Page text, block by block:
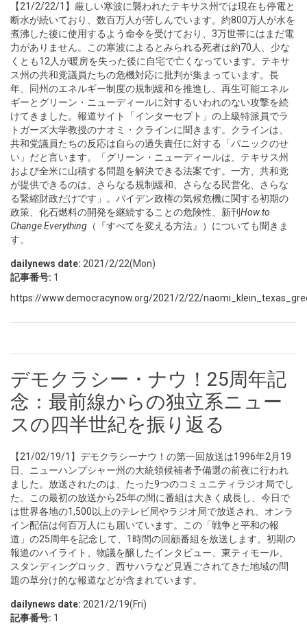
【21/2/22/1】厳しい寒波に襲われたテキサス州では現在も停電と
断水が続いており、数百万人が苦しんでいます。約800万人が水を
煮沸した後に使用するよう命令を受けており、3万世帯にはまだ電
力がありません。この寒波によるとみられる死者は約70人、少な
くとも12人が暖房を失った後に自宅で亡くなっています。テキサ
ス州の共和党議員たちの危機対応に批判が集まっています。長
年、同州のエネルギー制度の規制緩和を推進し、再生可能エネル
ギーとグリーン・ニューディールに対するいわれのない攻撃を続
けてきました。報道サイト「インターセプト」の上級特派員でラ
トガーズ大学教授のナオミ・クラインに聞きます。クラインは、
共和党議員たちの反応は自らの過失責任に対する「パニックのせ
い」だと言います。「グリーン・ニューディールは、テキサス州
および全米に山積する問題を解決できる法案です。一方、共和党
が提供できるのは、さらなる規制緩和、さらなる民営化、さらな
る緊縮財政だけです」。バイデン政権の気候危機に関する初期の
政策、化石燃料の開発を継続することの危険性、新刊 How to
Change Everything （『すべてを変える方法』）についても聞きま
す。
dailynews date: 2021/2/22(Mon)
記事番号: 1
https://www.democracynow.org/2021/2/22/
デモクラシー・ナウ！25周年記
念：最前線からの独立系ニュー
スの四半世紀を振り返る
【21/02/19/1】デモクラシーナウ！の第一回放送は1996年2月19
日、ニューハンプシャー州の大統領候補者予備選の前夜に行われ
ました。放送されたのは、たった9つのコミュニティラジオ局でし
た。この最初の放送から25年の間に番組は大きく成長し、今日で
は世界各地の1,500以上のテレビ局やラジオ局で放送され、オンラ
イン配信は何百万人にも届いています。この「戦争と平和の報
道」の25周年を記念して、1時間の回顧番組を放送します。初期の
報道のハイライト、物議を醸したインタビュー、東ティモール、
スタンディングロック、西サハラなど見過ごされてきた地域の問
題の草分け的な報道などが含まれています。
dailynews date: 2021/2/19(Fri)
記事番号: 1